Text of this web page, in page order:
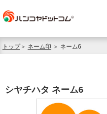
トップ＞ ネーム印 ＞ ネーム6
シヤチハタ ネーム6